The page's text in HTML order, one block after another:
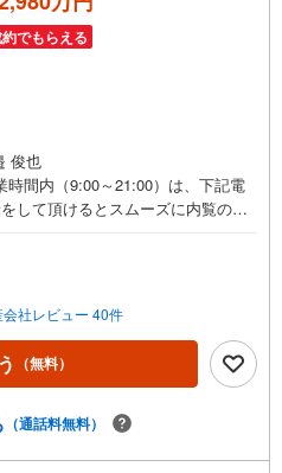
でもらえる
俊也
時間内（9:00～21:00）は、下記電
して頂けるとスムーズに内覧のご
ン対象店舗】当店で物件を成約す
トがもらえる「Yahoo！ 不動産
」の対象になります。「資料をも
」ボタンからお問い合わせくださ
IDでログインしてください。※P
出金と譲渡はできません。ご案
けております！お気軽にお問い合
社レビュー 40件
（無料）
（通話料無料）